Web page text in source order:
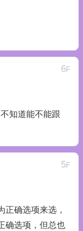
6F
知道能不能跟
5F
确选项来选，
确选项，但总也